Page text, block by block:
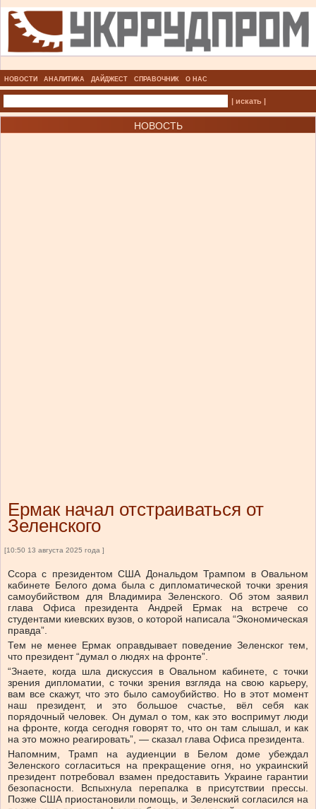
НОВОСТИ АНАЛИТИКА ДАЙДЖЕСТ СПРАВОЧНИК О НАС
| искать |
НОВОСТЬ
Ермак начал отстраиваться от
Зеленского
[10:50 13 августа 2025 года ]
Ссора с президентом США Дональдом Трампом в Овальном
кабинете Белого дома была с дипломатической точки зрения
самоубийством для Владимира Зеленского. Об этом заявил
глава Офиса президента Андрей Ермак на встрече со
студентами киевских вузов, о которой написала “Экономическая
правда”.
Тем не менее Ермак оправдывает поведение Зеленског тем,
что президент “думал о людях на фронте”.
“Знаете, когда шла дискуссия в Овальном кабинете, с точки
зрения дипломатии, с точки зрения взгляда на свою карьеру,
вам все скажут, что это было самоубийство. Но в этот момент
наш президент, и это большое счастье, вёл себя как
порядочный человек. Он думал о том, как это воспримут люди
на фронте, когда сегодня говорят то, что он там слышал, и как
на это можно реагировать”, — сказал глава Офиса президента.
Напомним, Трамп на аудиенции в Белом доме убеждал
Зеленского согласиться на прекращение огня, но украинский
президент потребовал взамен предоставить Украине гарантии
безопасности. Вспыхнула перепалка в присутствии прессы.
Позже США приостановили помощь, и Зеленский согласился на